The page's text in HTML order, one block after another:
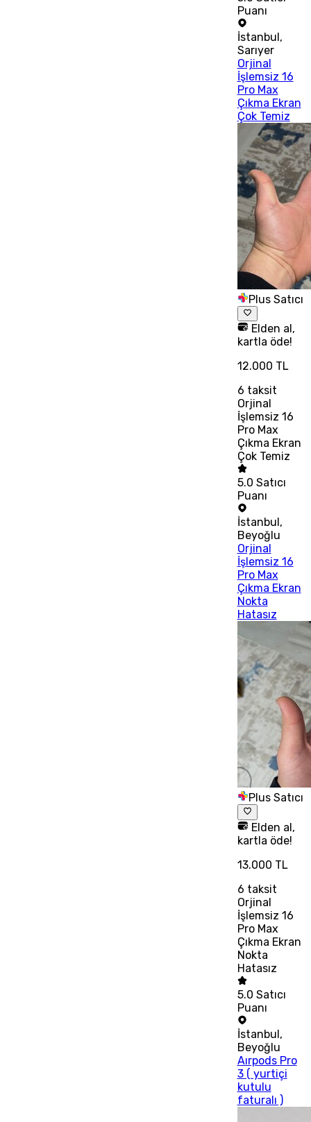
Puanı
İstanbul,
Sarıyer
Orjinal
İşlemsiz 16
Pro Max
Çıkma Ekran
Çok Temiz
Plus Satıcı
Elden al,
kartla öde!
12.000 TL
6 taksit
Orjinal
İşlemsiz 16
Pro Max
Çıkma Ekran
Çok Temiz
5.0 Satıcı
Puanı
İstanbul ,
Beyoğlu
Orjinal
İşlemsiz 16
Pro Max
Çıkma Ekran
Nokta
Hatasız
Plus Satıcı
Elden al,
kartla öde!
13.000 TL
6 taksit
Orjinal
İşlemsiz 16
Pro Max
Çıkma Ekran
Nokta
Hatasız
5.0 Satıcı
Puanı
İstanbul,
Beyoğlu
Aırpods Pro
3 ( yurtiçi
kutulu
faturalı )